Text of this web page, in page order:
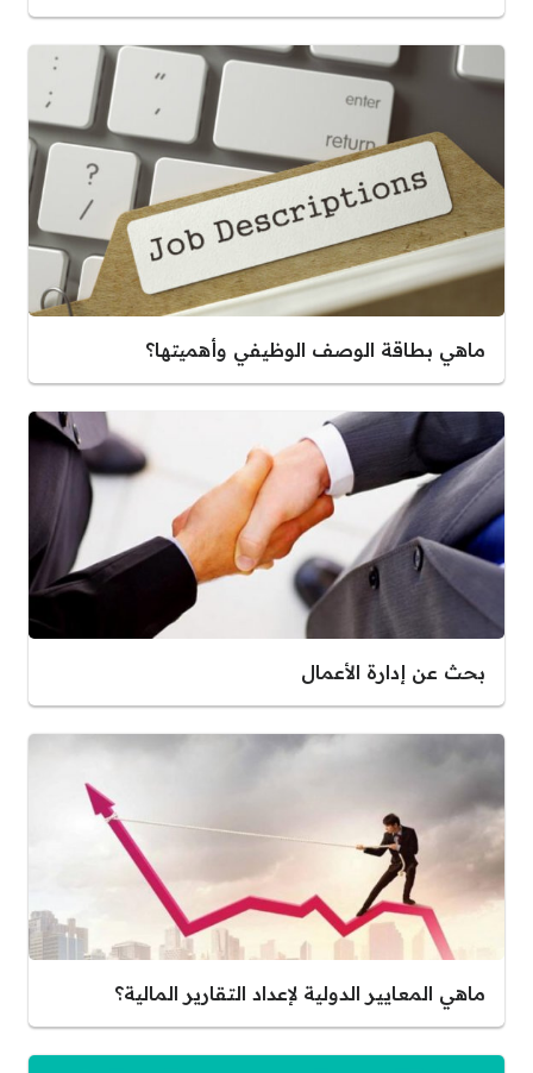
ماهي بطاقة الوصف الوظيفي وأهميتها؟
بحث عن إدارة الأعمال
ماهي المعايير الدولية لإعداد التقارير المالية؟